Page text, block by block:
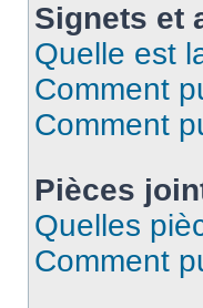
Signets et
Quelle est
Comment
Comment
Pièces
Quelles
Comment